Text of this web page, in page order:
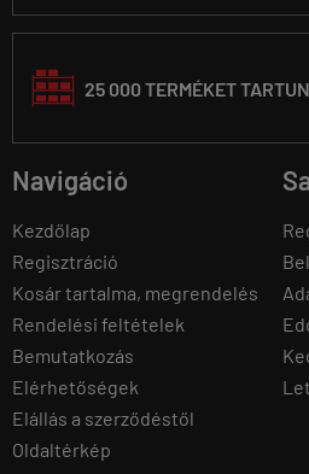
25 000 TERMÉKET
Navigáció
Kezdőlap
Regisztráció
Kosár tartalma, megrendelés
Rendelési feltételek
Bemutatkozás
Elérhetőségek
Elállás a szerződéstől
Oldaltérkép